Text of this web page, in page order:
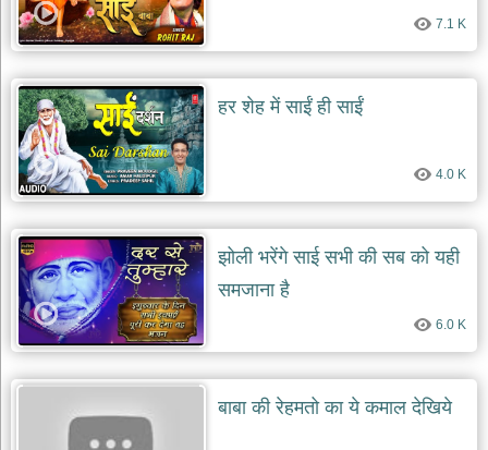
आज
का
भजन
bhajan
of
the
day
भजन
जोड़ें
add
7.1 K
हर शेह में साईं ही साईं
4.0 K
झोली भरेंगे साई सभी की सब को यही
समजाना है
6.0 K
बाबा की रेहमतो का ये कमाल देखिये